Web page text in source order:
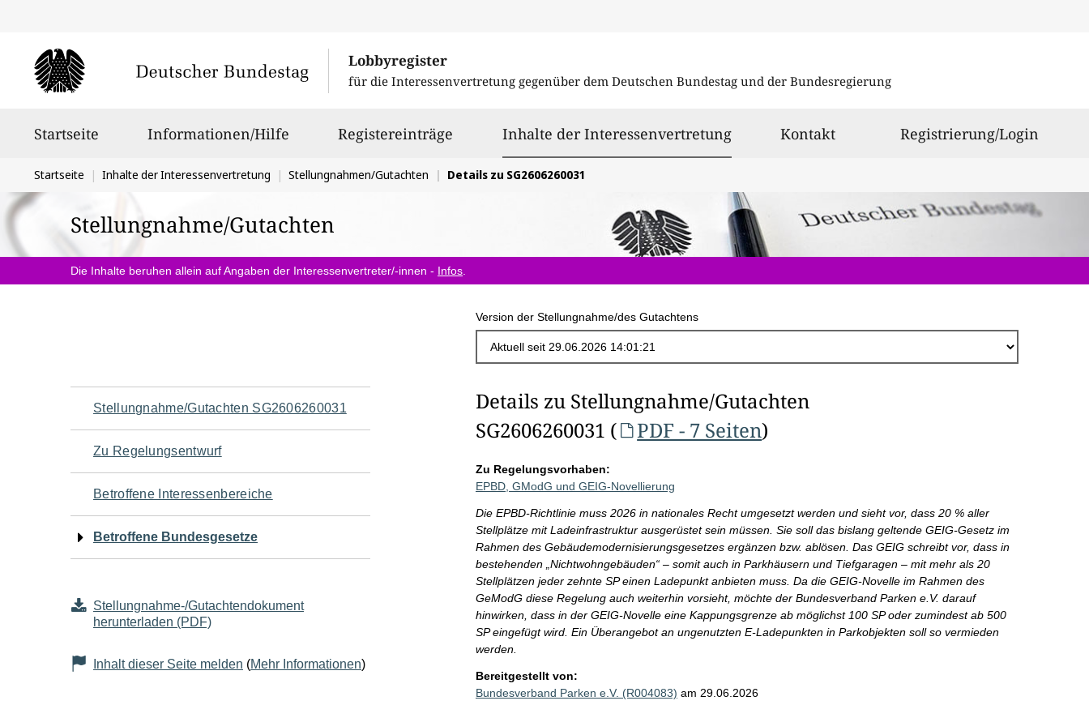
Lobbyregister
für die Interessenvertretung gegenüber dem Deutschen Bundestag und der Bundesregierung
Startseite Informationen/Hilfe Registereinträge Inhalte der Interessenvertretungausgewählt
Kontakt Registrierung/Login
Sie
befinden
sich
hier:
Startseite Inhalte der Interessenvertretung Stellungnahmen/Gutachten Details zu SG2606260031
Stellungnahme/Gutachten
Die Inhalte beruhen allein auf Angaben der Interessenvertreter/-innen - Infos
Version der Stellungnahme/des Gutachtens
Navigation
für
den
Seiteninhalt
Stellungnahme/Gutachten SG2606260031
Zu Regelungsentwurf
Betroffene Interessenbereiche
Betroffene Bundesgesetze
Stellungnahme-/Gutachtendokument
herunterladen (PDF)
Inhalt dieser Seite melden (Mehr Informationen)
Details zu Stellungnahme/Gutachten
SG2606260031 (
PDF - 7 Seiten)
Zu Regelungsvorhaben:
EPBD, GModG und GEIG-Novellierung
Die EPBD-Richtlinie muss 2026 in nationales Recht umgesetzt werden und sieht vor, dass 20 % aller
Stellplätze mit Ladeinfrastruktur ausgerüstet sein müssen. Sie soll das bislang geltende GEIG-Gesetz im
Rahmen des Gebäudemodernisierungsgesetzes ergänzen bzw. ablösen. Das GEIG schreibt vor, dass in
bestehenden „Nichtwohngebäuden“ – somit auch in Parkhäusern und Tiefgaragen – mit mehr als 20
Stellplätzen jeder zehnte SP einen Ladepunkt anbieten muss. Da die GEIG-Novelle im Rahmen des
GeModG diese Regelung auch weiterhin vorsieht, möchte der Bundesverband Parken e.V. darauf
hinwirken, dass in der GEIG-Novelle eine Kappungsgrenze ab möglichst 100 SP oder zumindest ab 500
SP eingefügt wird. Ein Überangebot an ungenutzten E-Ladepunkten in Parkobjekten soll so vermieden
werden.
Bereitgestellt von:
Bundesverband Parken e.V. (R004083) am 29.06.2026